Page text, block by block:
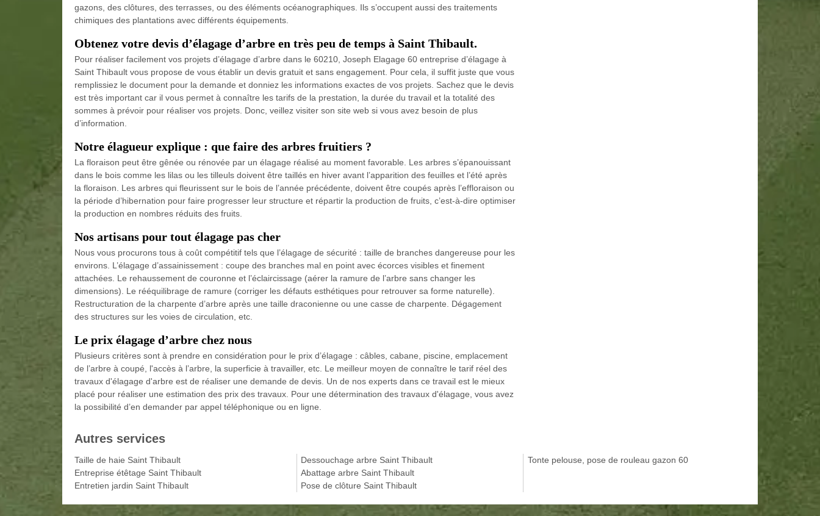
gazons, des clôtures, des terrasses, ou des éléments océanographiques. Ils s’occupent aussi des traitements
chimiques des plantations avec différents équipements.
Obtenez votre devis d’élagage d’arbre en très peu de temps à Saint Thibault.
Pour réaliser facilement vos projets d’élagage d’arbre dans le 60210, Joseph Elagage 60 entreprise d’élagage à
Saint Thibault vous propose de vous établir un devis gratuit et sans engagement. Pour cela, il suffit juste que vous
remplissiez le document pour la demande et donniez les informations exactes de vos projets. Sachez que le devis
est très important car il vous permet à connaître les tarifs de la prestation, la durée du travail et la totalité des
sommes à prévoir pour réaliser vos projets. Donc, veillez visiter son site web si vous avez besoin de plus
d’information.
Notre élagueur explique : que faire des arbres fruitiers ?
La floraison peut être gênée ou rénovée par un élagage réalisé au moment favorable. Les arbres s’épanouissant
dans le bois comme les lilas ou les tilleuls doivent être taillés en hiver avant l’apparition des feuilles et l’été après
la floraison. Les arbres qui fleurissent sur le bois de l’année précédente, doivent être coupés après l’effloraison ou
la période d’hibernation pour faire progresser leur structure et répartir la production de fruits, c’est-à-dire optimiser
la production en nombres réduits des fruits.
Nos artisans pour tout élagage pas cher
Nous vous procurons tous à coût compétitif tels que l’élagage de sécurité : taille de branches dangereuse pour les
environs. L’élagage d’assainissement : coupe des branches mal en point avec écorces visibles et finement
attachées. Le rehaussement de couronne et l’éclaircissage (aérer la ramure de l’arbre sans changer les
dimensions). Le rééquilibrage de ramure (corriger les défauts esthétiques pour retrouver sa forme naturelle).
Restructuration de la charpente d’arbre après une taille draconienne ou une casse de charpente. Dégagement
des structures sur les voies de circulation, etc.
Le prix élagage d’arbre chez nous
Plusieurs critères sont à prendre en considération pour le prix d’élagage : câbles, cabane, piscine, emplacement
de l’arbre à coupé, l'accès à l’arbre, la superficie à travailler, etc. Le meilleur moyen de connaître le tarif réel des
travaux d'élagage d'arbre est de réaliser une demande de devis. Un de nos experts dans ce travail est le mieux
placé pour réaliser une estimation des prix des travaux. Pour une détermination des travaux d'élagage, vous avez
la possibilité d’en demander par appel téléphonique ou en ligne.
Autres services
Taille de haie Saint Thibault
Entreprise étêtage Saint Thibault
Entretien jardin Saint Thibault
Dessouchage arbre Saint Thibault
Abattage arbre Saint Thibault
Pose de clôture Saint Thibault
Tonte pelouse, pose de rouleau gazon 60